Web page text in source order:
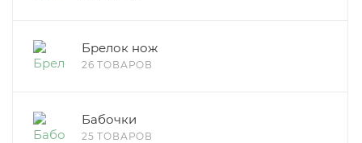
Брелок нож
26 ТОВАРОВ
Бабочки
25 ТОВАРОВ